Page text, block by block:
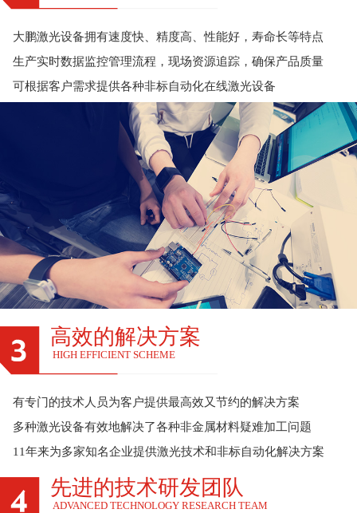
大鹏激光设备拥有速度快、精度高、性能好，寿命长等特点
生产实时数据监控管理流程，现场资源追踪，确保产品质量
可根据客户需求提供各种非标自动化在线激光设备
高效的解决方案
HIGH EFFICIENT SCHEME
有专门的技术人员为客户提供最高效又节约的解决方案
多种激光设备有效地解决了各种非金属材料疑难加工问题
11年来为多家知名企业提供激光技术和非标自动化解决方案
先进的技术研发团队
ADVANCED TECHNOLOGY RESEARCH TEAM